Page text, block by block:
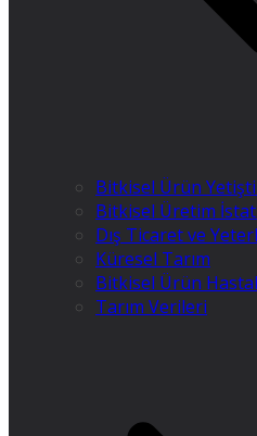
Bitkisel Ürün
Bitkisel Üretim
Dış Ticaret ve
Küresel Tarım
Bitkisel Ürün
Tarım Verileri